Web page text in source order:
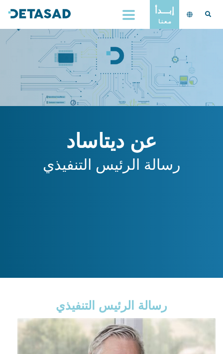
إبـــدأ
مـعـنـا
عن ديتاساد
رسالة الرئيس التنفيذي
رسالة الرئيس التنفيذي